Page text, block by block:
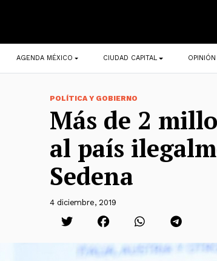
Navegación
principal
AGENDA MÉXICO CIUDAD CAPITAL OPINIÓN
POLÍTICA Y GOBIERNO
Más de 2
al país
Sedena
4 diciembre, 2019